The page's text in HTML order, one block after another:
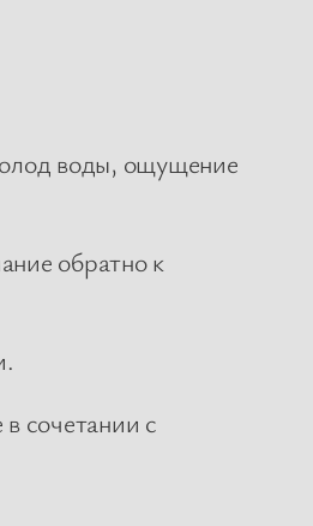
воды, ощущение
обратно к
сочетании с